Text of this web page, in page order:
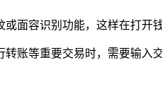
或面容识别功能，这样在打
账等重要交易时，需要输入